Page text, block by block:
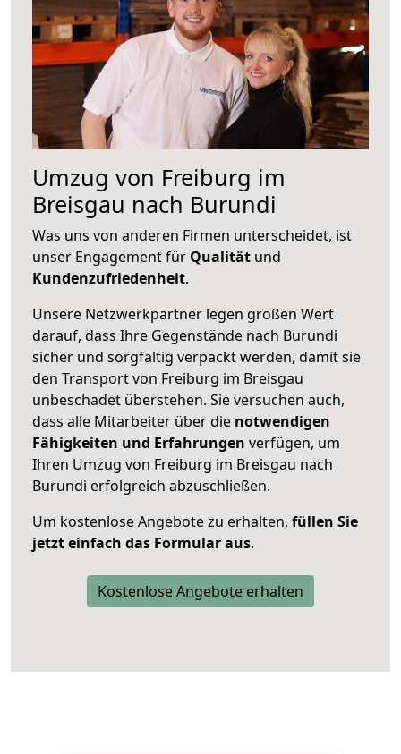
Umzug von Freiburg im
Breisgau nach Burundi
Was uns von anderen Firmen unterscheidet, ist
unser Engagement für Qualität und
Kundenzufriedenheit.
Unsere Netzwerkpartner legen großen Wert
darauf, dass Ihre Gegenstände nach Burundi
sicher und sorgfältig verpackt werden, damit sie
den Transport von Freiburg im Breisgau
unbeschadet überstehen. Sie versuchen auch,
dass alle Mitarbeiter über die notwendigen
Fähigkeiten und Erfahrungen verfügen, um
Ihren Umzug von Freiburg im Breisgau nach
Burundi erfolgreich abzuschließen.
Um kostenlose Angebote zu erhalten, füllen Sie
jetzt einfach das Formular aus.
Kostenlose Angebote erhalten